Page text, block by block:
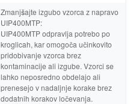
Zmanjšajte izgubo vzorca z napravo
UIP400MTP:
UIP400MTP odpravlja potrebo po
kroglicah, kar omogoča učinkovito
pridobivanje vzorca brez
kontaminacije ali izgube. Vzorci se
lahko neposredno obdelajo ali
prenesejo v nadaljnje korake brez
dodatnih korakov ločevanja.